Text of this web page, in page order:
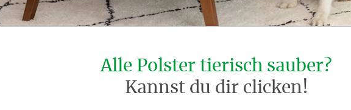
Alle Polster tierisch sauber?
Kannst du dir clicken!